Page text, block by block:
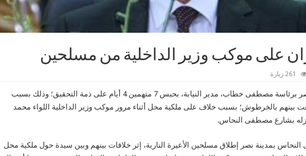
على موكب وزير الداخلية من مسلحين
261 زيارة
أمرت نيابة مدينة نصر برئاسة مصطفى خطاب، مدير النيابة، بحبس 7 متهمين 4 أيام على ذمة التحقيق؛ وذلك بسبب
بينهم بالخرطوش؛ بسبب خلاف على ملكية محل أثناء مرور موكب وزير الداخلية اللواء محمد
بشارع مصطفى النحاس.
بمدينة نصر إطلاق مسلحين الأعيرة النارية، إثر خلافات بينهم وبين سيدة حول ملكية محل